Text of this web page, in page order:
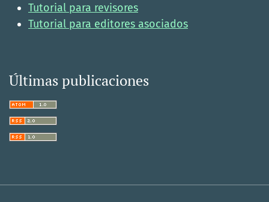
Tutorial para revisores
Tutorial para editores asociados
Últimas publicaciones